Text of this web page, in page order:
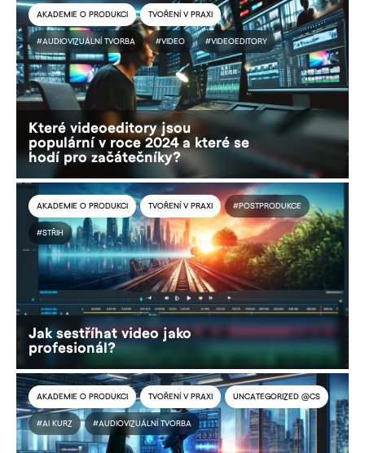
AKADEMIE O PRODUKCI TVOŘENÍ V PRAXI
#AUDIOVIZUÁLNÍ TVORBA #VIDEO #VIDEOEDITORY
Které videoeditory jsou
populární v roce 2024 a které se
hodí pro začátečníky?
AKADEMIE O PRODUKCI TVOŘENÍ V PRAXI #POSTPRODUKCE
#STŘIH
Jak sestříhat video jako
profesionál?
AKADEMIE O PRODUKCI TVOŘENÍ V PRAXI UNCATEGORIZED @CS
#AI KURZ #AUDIOVIZUÁLNÍ TVORBA